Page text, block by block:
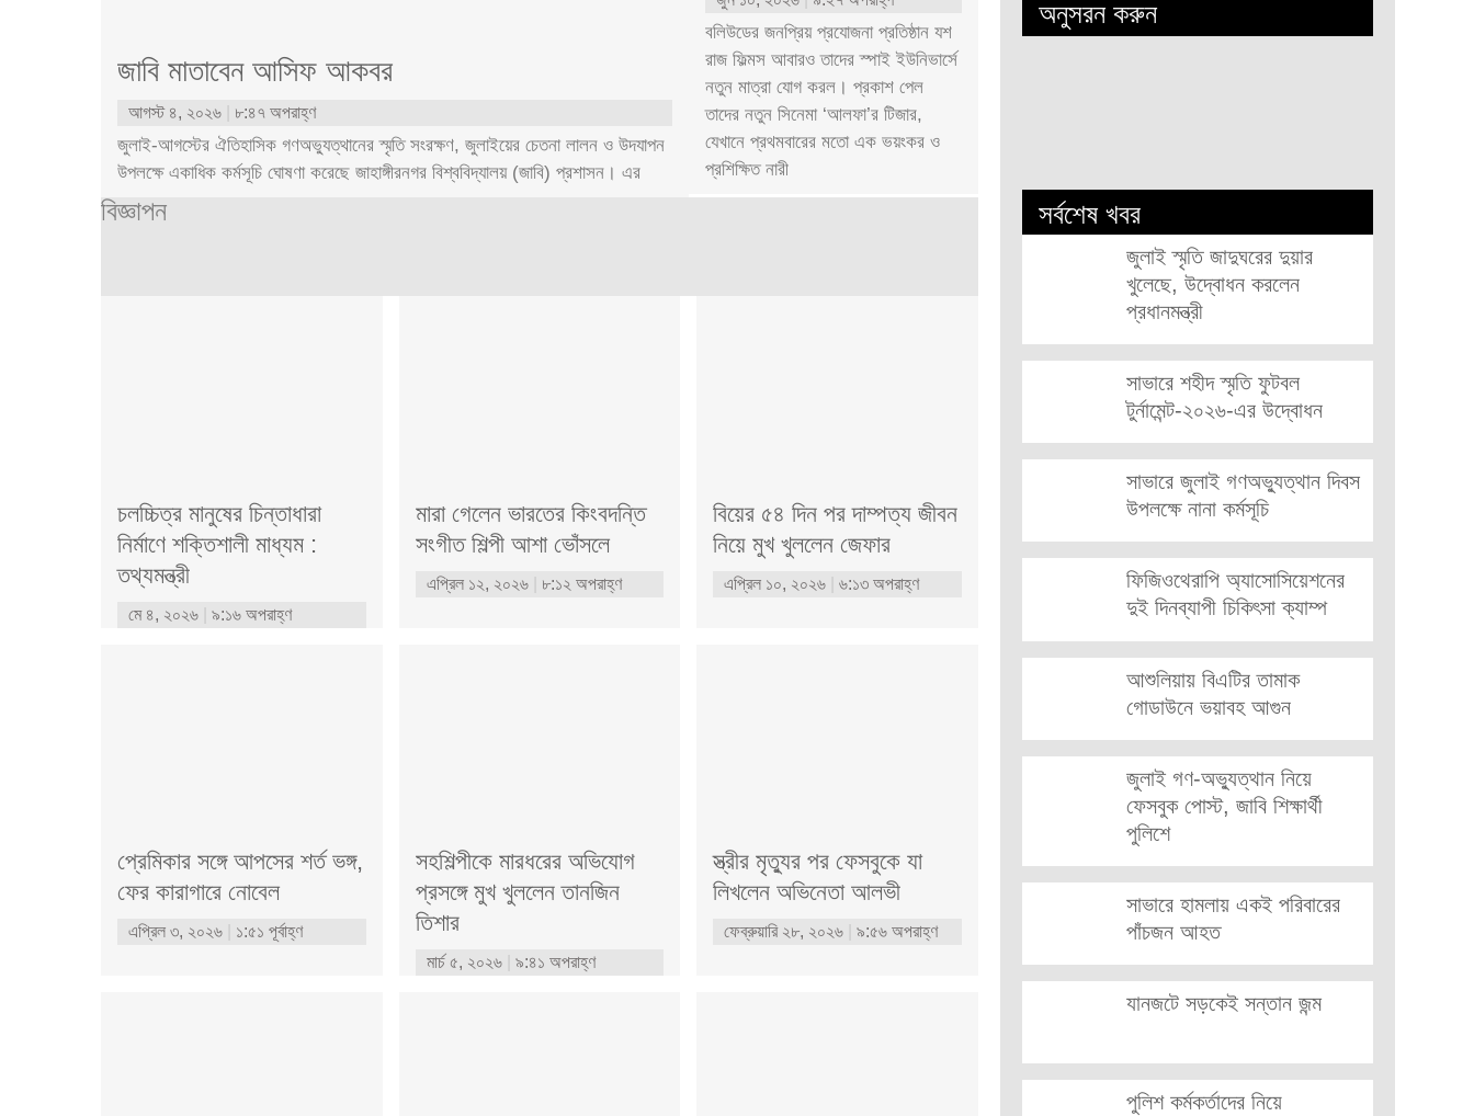
জাবি মাতাবেন আসিফ আকবর
আগস্ট ৪, ২০২৬ ৮:৪৭ অপরাহ্ণ
জুলাই-আগস্টের ঐতিহাসিক গণঅভ্যুত্থানের স্মৃতি সংরক্ষণ, জুলাইয়ের চেতনা লালন ও উদযাপন
উপলক্ষে একাধিক কর্মসূচি ঘোষণা করেছে জাহাঙ্গীরনগর বিশ্ববিদ্যালয় (জাবি) প্রশাসন। এর
বলিউডের জনপ্রিয় প্রযোজনা প্রতিষ্ঠান যশ
রাজ ফিল্মস আবারও তাদের স্পাই ইউনিভার্সে
নতুন মাত্রা যোগ করল। প্রকাশ পেল
তাদের নতুন সিনেমা ‘আলফা’র টিজার,
যেখানে প্রথমবারের মতো এক ভয়ংকর ও
প্রশিক্ষিত নারী
বিজ্ঞাপন
চলচ্চিত্র মানুষের চিন্তাধারা
নির্মাণে শক্তিশালী মাধ্যম :
তথ্যমন্ত্রী
মে ৪, ২০২৬ ৯:১৬ অপরাহ্ণ
মারা গেলেন ভারতের কিংবদন্তি
সংগীত শিল্পী আশা ভোঁসলে
এপ্রিল ১২, ২০২৬ ৮:১২ অপরাহ্ণ
বিয়ের ৫৪ দিন পর দাম্পত্য জীবন
নিয়ে মুখ খুললেন জেফার
এপ্রিল ১০, ২০২৬ ৬:১৩ অপরাহ্ণ
প্রেমিকার সঙ্গে আপসের শর্ত ভঙ্গ,
ফের কারাগারে নোবেল
এপ্রিল ৩, ২০২৬ ১:৫১ পূর্বাহ্ণ
সহশিল্পীকে মারধরের অভিযোগ
প্রসঙ্গে মুখ খুললেন তানজিন
তিশার
মার্চ ৫, ২০২৬ ৯:৪১ অপরাহ্ণ
স্ত্রীর মৃত্যুর পর ফেসবুকে যা
লিখলেন অভিনেতা আলভী
ফেব্রুয়ারি ২৮, ২০২৬ ৯:৫৬ অপরাহ্ণ
অনুসরন করুন
সর্বশেষ খবর
জুলাই স্মৃতি জাদুঘরের দুয়ার
খুলেছে, উদ্বোধন করলেন
প্রধানমন্ত্রী
সাভারে শহীদ স্মৃতি ফুটবল
টুর্নামেন্ট-২০২৬-এর উদ্বোধন
সাভারে জুলাই গণঅভ্যুত্থান দিবস
উপলক্ষে নানা কর্মসূচি
ফিজিওথেরাপি অ্যাসোসিয়েশনের
দুই দিনব্যাপী চিকিৎসা ক্যাম্প
আশুলিয়ায় বিএটির তামাক
গোডাউনে ভয়াবহ আগুন
জুলাই গণ-অভ্যুত্থান নিয়ে
ফেসবুক পোস্ট, জাবি শিক্ষার্থী
পুলিশে
সাভারে হামলায় একই পরিবারের
পাঁচজন আহত
যানজটে সড়কেই সন্তান জন্ম
পুলিশ কর্মকর্তাদের নিয়ে